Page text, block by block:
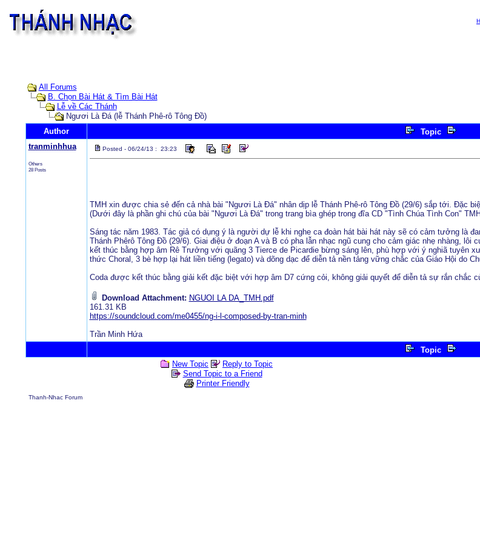
All Forums
B. Chọn Bài Hát & Tìm Bài Hát
Lễ về Các Thánh
Ngươi Là Đá (lễ Thánh Phê-rô Tông Đồ)
Author
Topic
tranminhhua
Others
28 Posts
Posted - 06/24/13 : 23:23
TMH xin được chia sẻ đến cả nhà bài "Ngươi Là Đá" nhân dịp lễ Thánh Phê-rô Tông Đồ (29/6) sắp tới. Đặc
(Dưới đây là phần ghi chú của bài "Ngươi Là Đá" trong trang bìa ghép trong đĩa CD "Tình Chúa Tình Con"
Sáng tác năm 1983. Tác giả có dụng ý là người dự lễ khi nghe ca đoàn hát bài hát này sẽ có cảm tưởng là
Thánh Phêrô Tông Đồ (29/6). Giai điệu ở đoạn A và B có pha lẫn nhạc ngũ cung cho cảm giác nhẹ nhàng,
kết thúc bằng hợp âm Rê Trưởng với quãng 3 Tierce de Picardie bừng sáng lên, phù hợp với ý nghiã tuyên
thức Choral, 3 bè hợp lại hát liền tiếng (legato) và dõng dạc để diễn tả nền tảng vững chắc của Giáo Hội do
Coda được kết thúc bằng giải kết đặc biệt với hợp âm D7 cứng cỏi, không giải quyết để diễn tả sự rắn chắc
Download Attachment: NGUOI LA DA_TMH.pdf
161.31 KB
https://soundcloud.com/me0455/ng-i-l-composed-by-tran-minh
Trần Minh Hứa
Topic
New Topic
Reply to Topic
Send Topic to a Friend
Printer Friendly
Thanh-Nhac Forum